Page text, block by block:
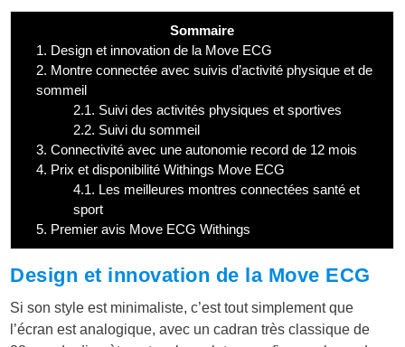
Sommaire
1. Design et innovation de la Move ECG
2. Montre connectée avec suivis d’activité physique et de
sommeil
2.1. Suivi des activités physiques et sportives
2.2. Suivi du sommeil
3. Connectivité avec une autonomie record de 12 mois
4. Prix et disponibilité Withings Move ECG
4.1. Les meilleures montres connectées santé et
sport
5. Premier avis Move ECG Withings
Design et innovation de la Move ECG
Si son style est minimaliste, c’est tout simplement que
l’écran est analogique, avec un cadran très classique de